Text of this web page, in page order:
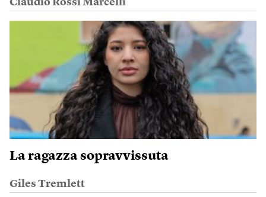
Claudio Rossi Marcelli
La ragazza sopravvissuta
Giles Tremlett